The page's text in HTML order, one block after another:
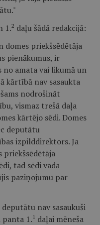
1.2 daļu šādā redakcijā:
domes priekšsēdētāja
pienākumus, ir
amata vai likumā un
kārtībā nav sasaukta
nodrošināt
vismaz trešā daļa
kārtējo sēdi. Domes
deputātu
izpilddirektors. Ja
priekšsēdētāja
tad sēdi vada
paziņojumu par
nav sasaukuši
panta 1. 1 daļai mēneša